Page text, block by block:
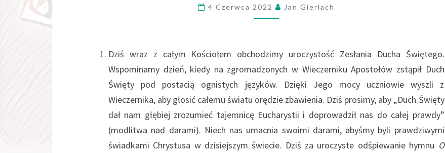
5.06.2022R.
4 Czerwca 2022 Jan Gierlach
Dziś wraz z całym Kościołem obchodzimy uroczystość Zesłania Ducha Świętego.
Wspominamy dzień, kiedy na zgromadzonych w Wieczerniku Apostołów zstąpił Duch
Święty pod postacią ognistych języków. Dzięki Jego mocy uczniowie wyszli z
Wieczernika, aby głosić całemu światu orędzie zbawienia. Dziś prosimy, aby „Duch Święty
dał nam głębiej zrozumieć tajemnicę Eucharystii i doprowadził nas do całej prawdy”
(modlitwa nad darami). Niech nas umacnia swoimi darami, abyśmy byli prawdziwymi
świadkami Chrystusa w dzisiejszym świecie. Dziś za uroczyste odśpiewanie hymnu O